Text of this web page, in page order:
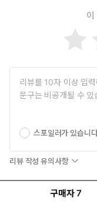
”꿈꾸게 하지 마. 어둠
13개국 수출·이탈리아
《환상서점》으로 전
첫 장편소설 《환상
이
스포일러가 있습니
리뷰 작성 유의사항
구매자 7